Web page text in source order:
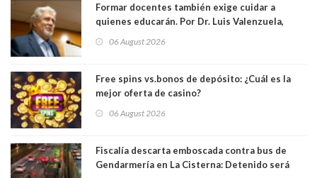
Formar docentes también exige cuidar a
quienes educarán. Por Dr. Luis Valenzuela,
Académicos U. Católica Silva Henríquez
06 August 2026
Free spins vs.bonos de depósito: ¿Cuál es la
mejor oferta de casino?
06 August 2026
Fiscalía descarta emboscada contra bus de
Gendarmería en La Cisterna: Detenido será